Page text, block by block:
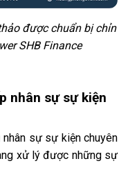
được chuẩn bị chỉn
SHB Finance
nhân sự sự kiện
sự sự kiện chuyên
xử lý được những sự